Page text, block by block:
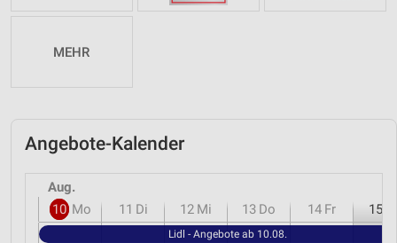
MEHR
Angebote-Kalender
Aug.
10 Mo 11 Di 12 Mi 13 Do 14 Fr 15
Lidl - Angebote ab 10.08.